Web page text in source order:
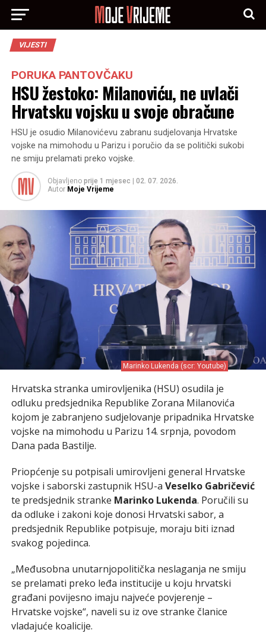
VIJESTI
PORUKA PANTOVČAKU
HSU žestoko: Milanoviću, ne uvlači
Hrvatsku vojsku u svoje obračune
HSU je osudio Milanovićevu zabranu sudjelovanja Hrvatske
vojske na mimohodu u Parizu i poručio da se politički sukobi
ne smiju prelamati preko vojske.
Objavljeno prije 1 mjesec
02. 07. 2026.
Autor Moje Vrijeme
Marinko Lukenda (scr: Youtube)
Hrvatska stranka umirovljenika (HSU) osudila je
odluku predsjednika Republike Zorana Milanovića
kojom je zabranjeno sudjelovanje pripadnika Hrvatske
vojske na mimohodu u Parizu 14. srpnja, povodom
Dana pada Bastilje.
Priopćenje su potpisali umirovljeni general Hrvatske
vojske i saborski zastupnik HSU-a Veselko Gabričević
te predsjednik stranke Marinko Lukenda. Poručili su
da odluke i zakoni koje donosi Hrvatski sabor, a
predsjednik Republike potpisuje, moraju biti iznad
svakog pojedinca.
„Međusobna unutarnjopolitička neslaganja ne smiju
se prelamati preko leđa institucije u koju hrvatski
građani povijesno imaju najveće povjerenje –
Hrvatske vojske“, naveli su iz ove stranke članice
vladajuće koalicije.